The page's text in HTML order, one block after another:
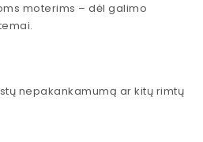
moterims – dėl galimo
nepakankamumą ar kitų rimtų